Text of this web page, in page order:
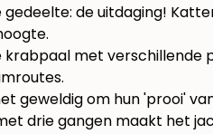
gedeelte: de uitdaging!
krabpaal met verschillende
geweldig om hun 'prooi'
drie gangen maakt het